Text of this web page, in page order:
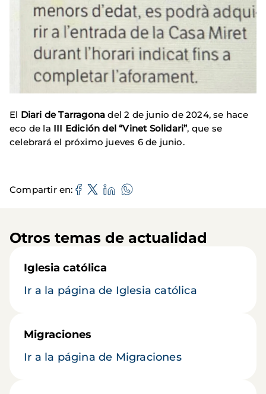
El Diari de Tarragona del 2 de junio de 2024, se hace
eco de la III Edición del “Vinet Solidari”, que se
celebrará el próximo jueves 6 de junio.
Compartir en
Otros temas de actualidad
Iglesia católica
Ir a la página de Iglesia católica
Migraciones
Ir a la página de Migraciones